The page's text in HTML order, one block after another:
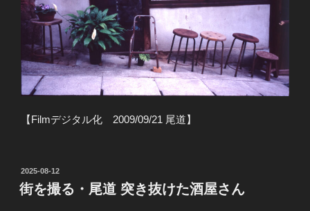
【Filmデジタル化 2009/09/21 尾道】
投
稿
日:
2025-08-12
街を撮る・尾道 突き抜けた酒屋さん